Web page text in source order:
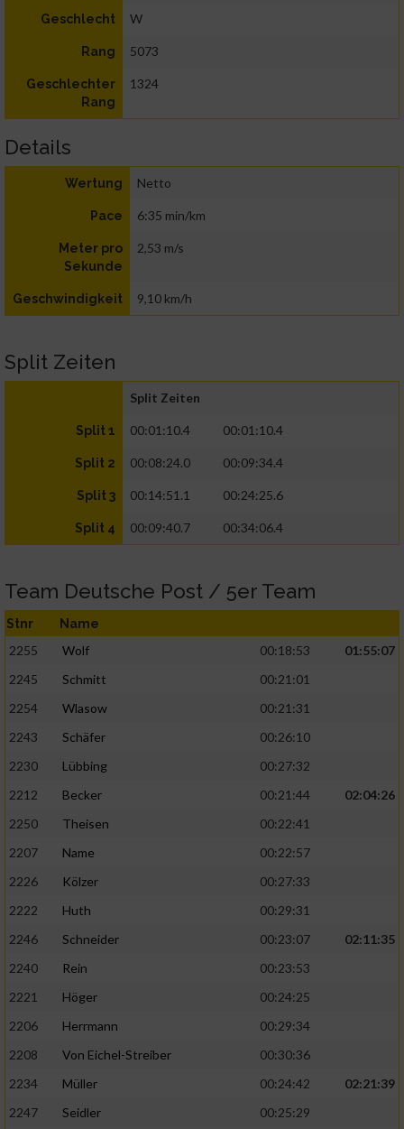
Geschlecht W
Rang 5073
Geschlechter
Rang
1324
Details
Wertung Netto
Pace 6:35 min/km
Meter pro
Sekunde
2,53 m/s
Geschwindigkeit 9,10 km/h
Split Zeiten
Split Zeiten
Split 1 00:01:10.4 00:01:10.4
Split 2 00:08:24.0 00:09:34.4
Split 3 00:14:51.1 00:24:25.6
Split 4 00:09:40.7 00:34:06.4
Team Deutsche Post / 5er Team
Stnr Name
2255 Wolf 00:18:53
01:55:07
2245
Schmitt
00:21:01
2254
Wlasow
00:21:31
2243
Schäfer
00:26:10
2230
Lübbing
00:27:32
2212
Becker 00:21:44
02:04:26
2250
Theisen
00:22:41
2207
Name
00:22:57
2226
Kölzer
00:27:33
2222
Huth
00:29:31
2246
Schneider 00:23:07
02:11:35
2240
Rein
00:23:53
2221
Höger
00:24:25
2206
Herrmann
00:29:34
2208
Von Eichel-Streiber
00:30:36
2234
Müller 00:24:42
02:21:39
2247
Seidler
00:25:29